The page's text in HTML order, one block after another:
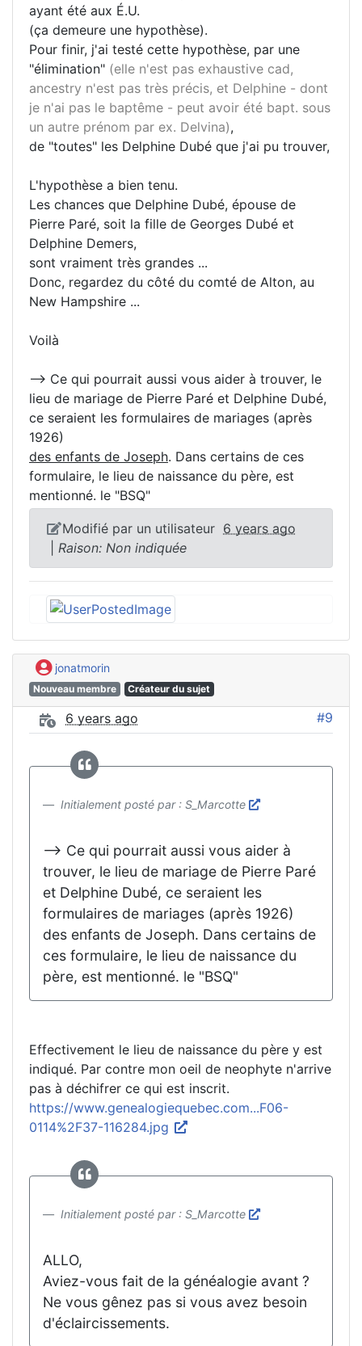
ayant été aux É.U.
(ça demeure une hypothèse).
Pour finir, j'ai testé cette hypothèse, par une
"élimination" (elle n'est pas exhaustive cad,
ancestry n'est pas très précis, et Delphine - dont
je n'ai pas le baptême - peut avoir été bapt. sous
un autre prénom par ex. Delvina),
de "toutes" les Delphine Dubé que j'ai pu trouver,
L'hypothèse a bien tenu.
Les chances que Delphine Dubé, épouse de
Pierre Paré, soit la fille de Georges Dubé et
Delphine Demers,
sont vraiment très grandes ...
Donc, regardez du côté du comté de Alton, au
New Hampshire ...
Voilà
--> Ce qui pourrait aussi vous aider à trouver, le
lieu de mariage de Pierre Paré et Delphine Dubé,
ce seraient les formulaires de mariages (après
1926)
des enfants de Joseph. Dans certains de ces
formulaire, le lieu de naissance du père, est
mentionné. le "BSQ"
Modifié par un utilisateur 6 years ago
Raison: Non indiquée
jonatmorin
Nouveau membre Créateur du sujet
6 years ago #9
Initialement posté par : S_Marcotte
--> Ce qui pourrait aussi vous aider à
trouver, le lieu de mariage de Pierre Paré
et Delphine Dubé, ce seraient les
formulaires de mariages (après 1926)
des enfants de Joseph. Dans certains de
ces formulaire, le lieu de naissance du
père, est mentionné. le "BSQ"
Effectivement le lieu de naissance du père y est
indiqué. Par contre mon oeil de neophyte n'arrive
pas à déchifrer ce qui est inscrit.
https://www.genealogiequebec.com...F06-
0114%2F37-116284.jpg
Initialement posté par : S_Marcotte
ALLO,
Aviez-vous fait de la généalogie avant ?
Ne vous gênez pas si vous avez besoin
d'éclaircissements.